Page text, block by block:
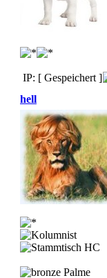
IP: [ Gespeichert ]
hell